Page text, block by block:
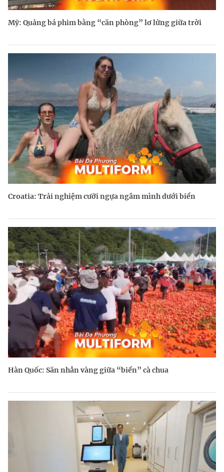
Mỹ: Quảng bá phim bằng “căn phòng” lơ lửng giữa trời
Croatia: Trải nghiệm cưỡi ngựa ngâm mình dưới biển
Hàn Quốc: Săn nhẫn vàng giữa “biển” cà chua